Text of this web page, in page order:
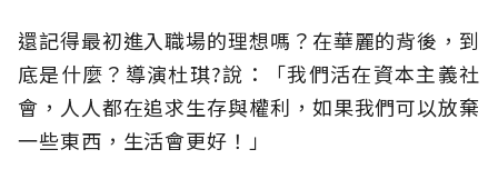
還記得最初進入職場的理想嗎？在華麗的背後，到
底是什麼？導演杜琪?說：「我們活在資本主義社
會，人人都在追求生存與權利，如果我們可以放棄
一些東西，生活會更好！」